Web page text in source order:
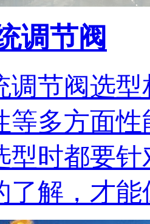
调节阀
调节阀选
等多方面
型时都要
了解，才